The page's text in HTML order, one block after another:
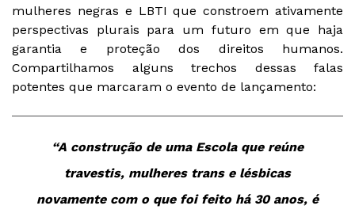
mulheres negras e LBTI que constroem ativamente
perspectivas plurais para um futuro em que haja
garantia e proteção dos direitos humanos.
Compartilhamos alguns trechos dessas falas
potentes que marcaram o evento de lançamento:
“A construção de uma Escola que reúne
travestis, mulheres trans e lésbicas
novamente com o que foi feito há 30 anos, é